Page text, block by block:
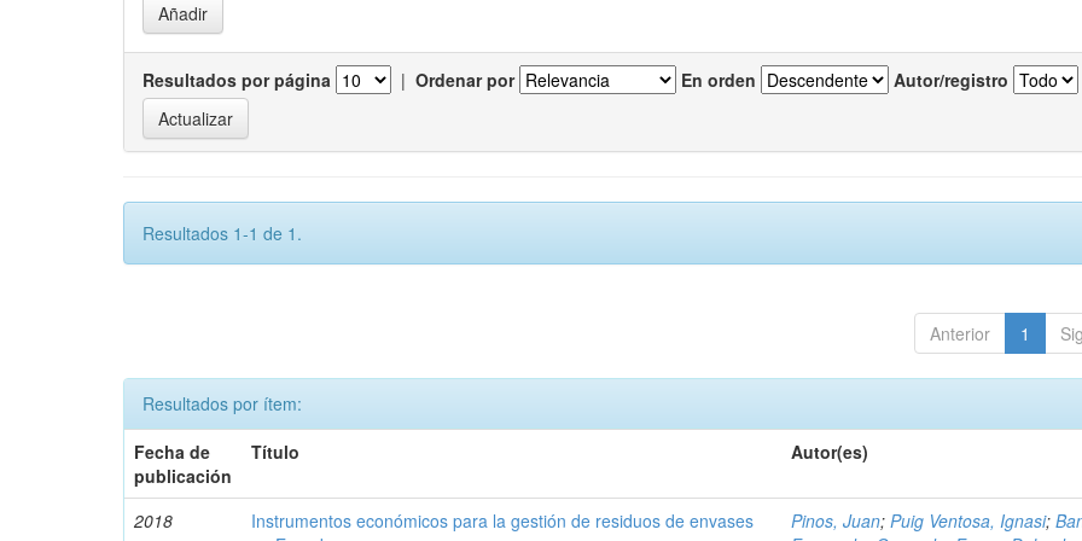
Resultados por página | Ordenar por En orden Autor/registro
Resultados 1-1 de 1.
Anterior 1
Resultados por ítem:
Fecha de
publicación
Título Autor(es)
2018
Instrumentos económicos para la gestión de residuos de envases
Pinos, Juan;Puig Ventosa, Ignasi;